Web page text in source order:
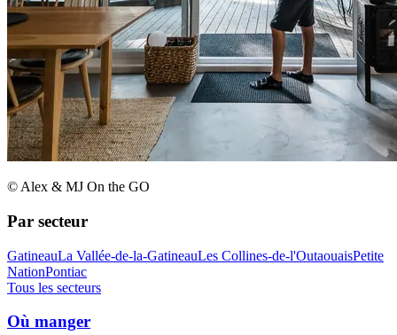
© Alex & MJ On the GO
Par secteur
GatineauLa Vallée-de-la-GatineauLes Collines-de-l'OutaouaisPetite
NationPontiac
Tous les secteurs
Où manger